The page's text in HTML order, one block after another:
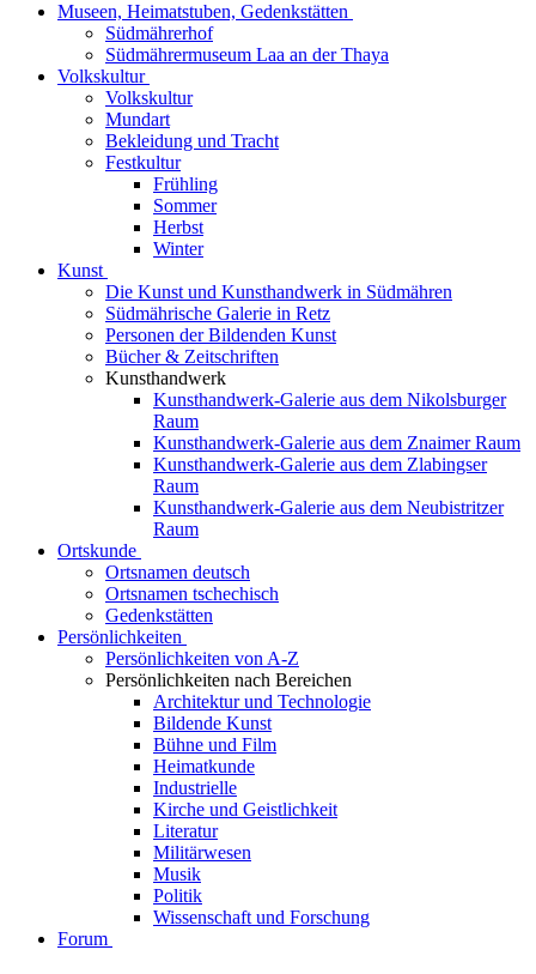
Museen, Heimatstuben, Gedenkstätten
Südmährerhof
Südmährermuseum Laa an der Thaya
Volkskultur
Volkskultur
Mundart
Bekleidung und Tracht
Festkultur
Frühling
Sommer
Herbst
Winter
Kunst
Die Kunst und Kunsthandwerk in Südmähren
Südmährische Galerie in Retz
Personen der Bildenden Kunst
Bücher & Zeitschriften
Kunsthandwerk
Kunsthandwerk-Galerie aus dem Nikolsburger
Raum
Kunsthandwerk-Galerie aus dem Znaimer Raum
Kunsthandwerk-Galerie aus dem Zlabingser
Raum
Kunsthandwerk-Galerie aus dem Neubistritzer
Raum
Ortskunde
Ortsnamen deutsch
Ortsnamen tschechisch
Gedenkstätten
Persönlichkeiten
Persönlichkeiten von A-Z
Persönlichkeiten nach Bereichen
Architektur und Technologie
Bildende Kunst
Bühne und Film
Heimatkunde
Industrielle
Kirche und Geistlichkeit
Literatur
Militärwesen
Musik
Politik
Wissenschaft und Forschung
Forum